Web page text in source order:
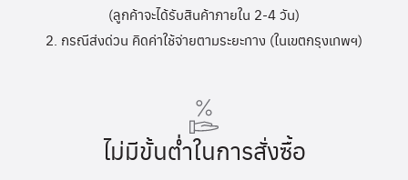
(ลูกค้าจะได้รับสินค้าภายใน 2-4 วัน)
2. กรณีส่งด่วน คิดค่าใช้จ่ายตามระยะทาง (ในเขตกรุงเทพฯ)
ไม่มีขั้นต่ำในการสั่งซื้อ